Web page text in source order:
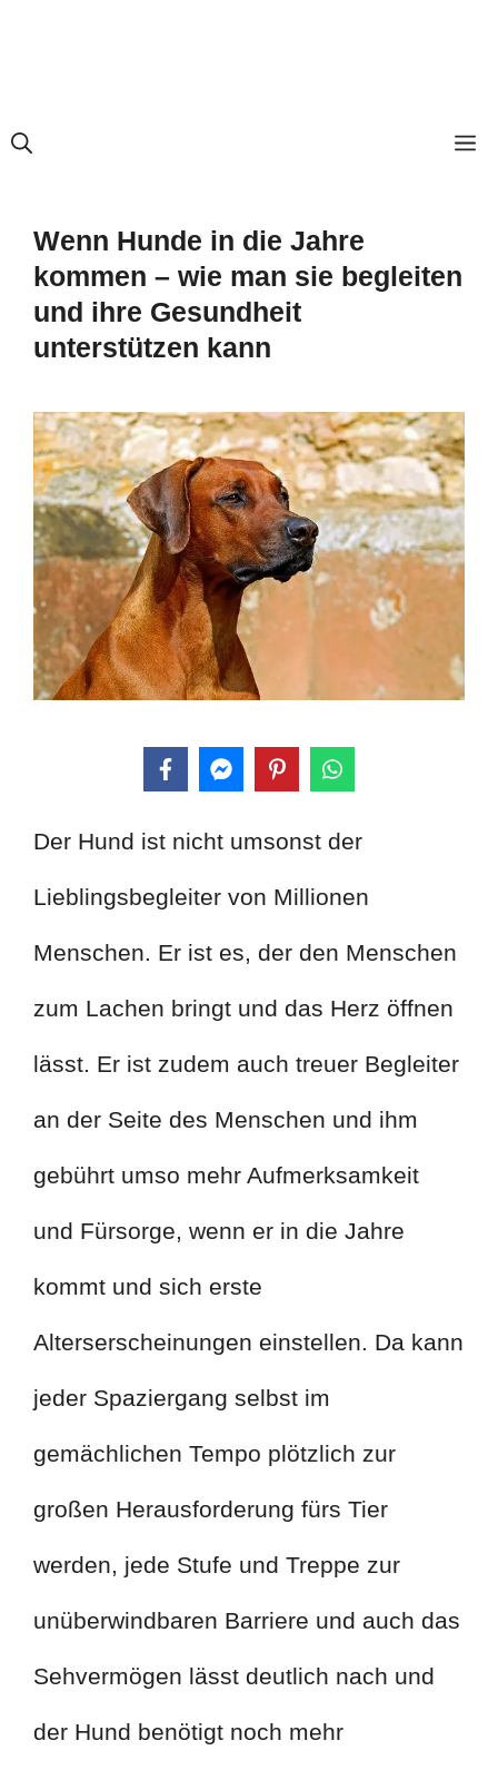
Wenn Hunde in die Jahre
kommen – wie man sie begleiten
und ihre Gesundheit
unterstützen kann
Der Hund ist nicht umsonst der
Lieblingsbegleiter von Millionen
Menschen. Er ist es, der den Menschen
zum Lachen bringt und das Herz öffnen
lässt. Er ist zudem auch treuer Begleiter
an der Seite des Menschen und ihm
gebührt umso mehr Aufmerksamkeit
und Fürsorge, wenn er in die Jahre
kommt und sich erste
Alterserscheinungen einstellen. Da kann
jeder Spaziergang selbst im
gemächlichen Tempo plötzlich zur
großen Herausforderung fürs Tier
werden, jede Stufe und Treppe zur
unüberwindbaren Barriere und auch das
Sehvermögen lässt deutlich nach und
der Hund benötigt noch mehr